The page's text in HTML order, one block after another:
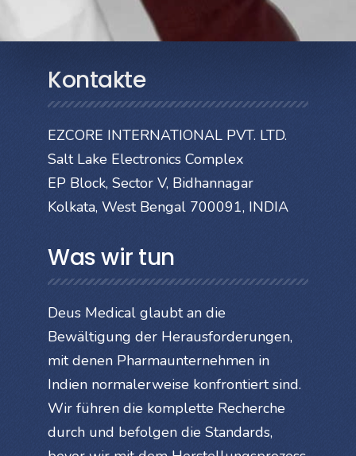
Kontakte
EZCORE INTERNATIONAL PVT. LTD.
Salt Lake Electronics Complex
EP Block, Sector V, Bidhannagar
Kolkata, West Bengal 700091, INDIA
Was wir tun
Deus Medical glaubt an die
Bewältigung der Herausforderungen,
mit denen Pharmaunternehmen in
Indien normalerweise konfrontiert sind.
Wir führen die komplette Recherche
durch und befolgen die Standards,